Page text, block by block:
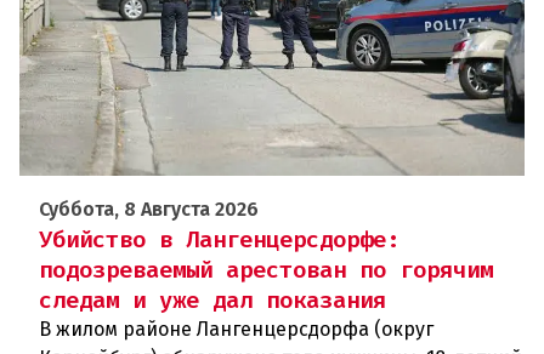
Суббота, 8 Августа 2026
Убийство в Лангенцерсдорфе:
подозреваемый арестован по горячим
следам и уже дал показания
В жилом районе Лангенцерсдорфа (округ